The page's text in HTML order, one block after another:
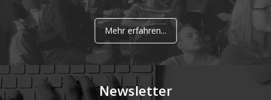
Mehr erfahren...
Newsletter